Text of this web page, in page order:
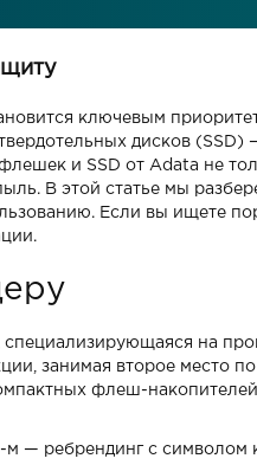
ключевым
дисков (SSD)
и SSD от Adata не
В этой статье мы
Если вы ищете
на
занимая второе место
флеш-
м — ребрендинг с символом